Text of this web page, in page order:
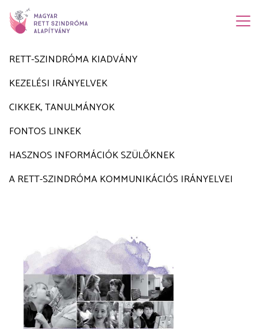
RETT-SZINDRÓMA KIADVÁNY
KEZELÉSI IRÁNYELVEK
CIKKEK, TANULMÁNYOK
FONTOS LINKEK
HASZNOS INFORMÁCIÓK SZÜLŐKNEK
A RETT-SZINDRÓMA KOMMUNIKÁCIÓS IRÁNYELVEI